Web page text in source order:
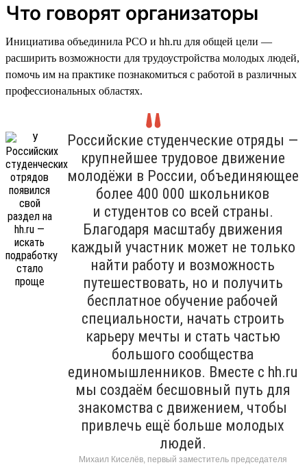
Что говорят организаторы
Инициатива объединила РСО и hh.ru для общей цели —
расширить возможности для трудоустройства молодых людей,
помочь им на практике познакомиться с работой в различных
профессиональных областях.
Российские студенческие отряды —
крупнейшее трудовое движение
молодёжи в России, объединяющее
более 400 000 школьников
и студентов со всей страны.
Благодаря масштабу движения
каждый участник может не только
найти работу и возможность
путешествовать, но и получить
бесплатное обучение рабочей
специальности, начать строить
карьеру мечты и стать частью
большого сообщества
единомышленников. Вместе с hh.ru
мы создаём бесшовный путь для
знакомства с движением, чтобы
привлечь ещё больше молодых
людей.
Михаил Киселёв, первый заместитель председателя